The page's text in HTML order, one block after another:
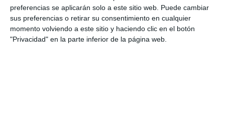
preferencias se aplicarán solo a este sitio web. Puede cambiar
sus preferencias o retirar su consentimiento en cualquier
momento volviendo a este sitio y haciendo clic en el botón
"Privacidad" en la parte inferior de la página web.